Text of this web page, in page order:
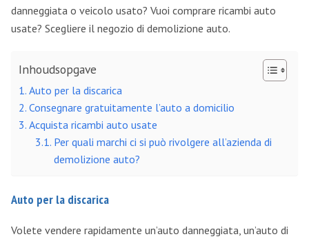
danneggiata o veicolo usato? Vuoi comprare ricambi auto
usate? Scegliere il negozio di demolizione auto.
Inhoudsopgave
Auto per la discarica
Consegnare gratuitamente l’auto a domicilio
Acquista ricambi auto usate
Per quali marchi ci si può rivolgere all’azienda di
demolizione auto?
Auto per la discarica
Volete vendere rapidamente un’auto danneggiata, un’auto di